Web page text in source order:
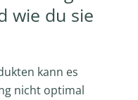
wie du sie
kann es
nicht optimal